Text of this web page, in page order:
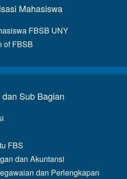
Mahasiswa
FBSB UNY
of FBSB
Sub Bagian
FBS
dan Akuntansi
dan Perlengkapan